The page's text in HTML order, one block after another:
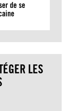
de se
LES